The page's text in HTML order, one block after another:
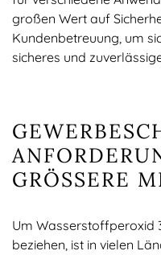
großen Wert auf
Kundenbetreuung, um
sicheres und
GRÖSSERE
Um Wasserstoffperoxid
beziehen, ist in vielen